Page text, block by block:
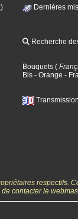
Dernières
Recherche
Bouquets (
Bis - Orange -
respectifs.
contacter le